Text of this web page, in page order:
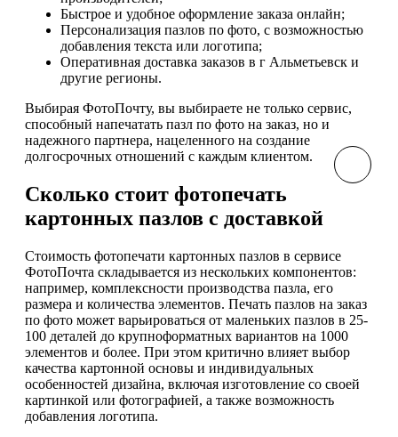
Быстрое и удобное оформление заказа онлайн;
Персонализация пазлов по фото, с возможностью
добавления текста или логотипа;
Оперативная доставка заказов в г Альметьевск и
другие регионы.
Выбирая ФотоПочту, вы выбираете не только сервис,
способный напечатать пазл по фото на заказ, но и
надежного партнера, нацеленного на создание
долгосрочных отношений с каждым клиентом.
Сколько стоит фотопечать
картонных пазлов с доставкой
Стоимость фотопечати картонных пазлов в сервисе
ФотоПочта складывается из нескольких компонентов:
например, комплексности производства пазла, его
размера и количества элементов. Печать пазлов на заказ
по фото может варьироваться от маленьких пазлов в 25-
100 деталей до крупноформатных вариантов на 1000
элементов и более. При этом критично влияет выбор
качества картонной основы и индивидуальных
особенностей дизайна, включая изготовление со своей
картинкой или фотографией, а также возможность
добавления логотипа.